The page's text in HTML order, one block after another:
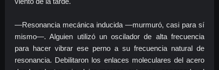
—Resonancia mecánica inducida —murmuró, casi para sí
mismo—. Alguien utilizó un oscilador de alta frecuencia
para hacer vibrar ese perno a su frecuencia natural de
resonancia. Debilitaron los enlaces moleculares del acero